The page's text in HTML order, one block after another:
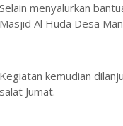
Selain menyalurkan
Masjid Al Huda Desa
Kegiatan kemudian
salat Jumat.